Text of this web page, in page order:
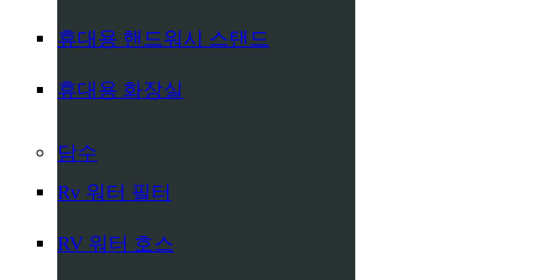
휴대용 핸드워시 스탠드
휴대용 화장실
담수
Rv 워터 필터
RV 워터 호스